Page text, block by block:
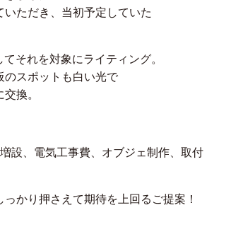
ただき、当初予定していた
それを対象にライティング。
のスポットも白い光で
換。
設、電気工事費、オブジェ制作、取付
かり押さえて期待を上回るご提案！